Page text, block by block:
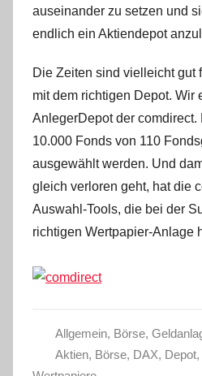
auseinander zu setzen und
endlich ein Aktiendepot
Die Zeiten sind vielleicht gut
mit dem richtigen Depot. Wir
AnlegerDepot der comdirect.
10.000 Fonds von 110
ausgewählt werden. Und
gleich verloren geht, hat die
Auswahl-Tools, die bei der
richtigen Wertpapier-Anlage
Allgemein, Börse,
Aktien, Börse, DAX, Depot,